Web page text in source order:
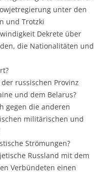
unter den
und Trotzki
Dekrete über
die Nationalitäten und
russischen Provinz
und dem Belarus?
gegen die anderen
militärischen und
Strömungen?
Russland mit dem
Verbündeten einen